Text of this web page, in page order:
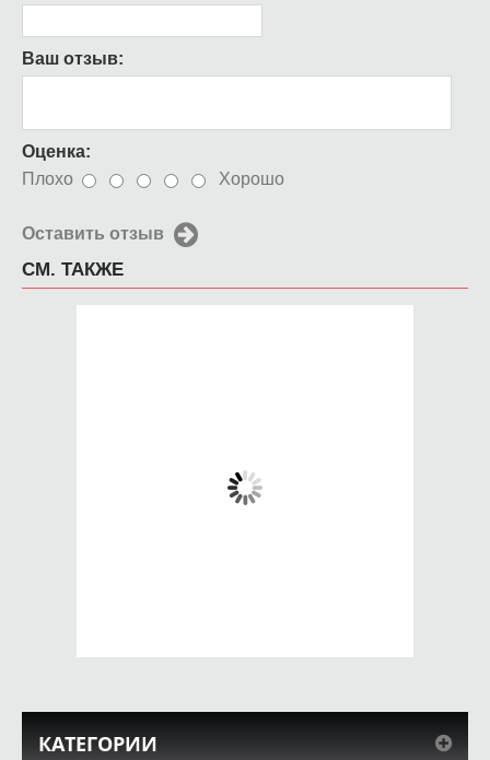
Ваш отзыв:
Оценка:
Плохо
Хорошо
Оставить отзыв
СМ. ТАКЖЕ
КАТЕГОРИИ